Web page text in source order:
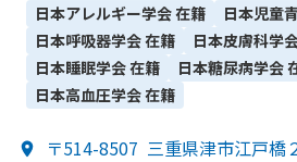
科・​脳神経外科・​麻酔科・​呼吸器外科
科・​乳腺外科・​放射線科・​血液内科・​
科・​循環器科・​歯科口腔外科・​肝臓内
科・​腫瘍内科・外科・​緩和ケア・​リハ
他・​ペインクリニック・​漢方内科・​リ
日本アレルギー学会在籍 日本児童
日本呼吸器学会在籍 日本皮膚科学
日本睡眠学会在籍 日本糖尿病学会
日本高血圧学会在籍
〒514-8507 三重県津市江戸橋